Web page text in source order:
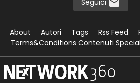
Seguici
About Autori Tags Rss Feed
Terms&Conditions Contenuti